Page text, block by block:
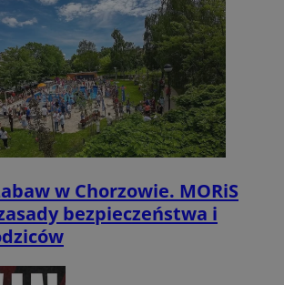
w Chorzowie. MORiS
bezpieczeństwa i